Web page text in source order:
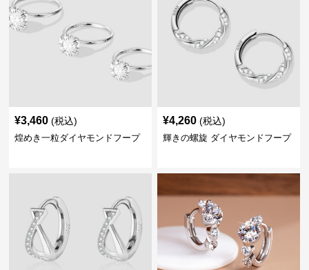
¥3,460 (税込)
煌めき一粒ダイヤモンドフープ
¥4,260 (税込)
輝きの螺旋 ダイヤモンドフープ